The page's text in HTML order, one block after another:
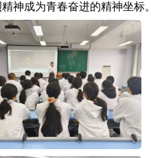
神成为青春奋进的精神坐标。